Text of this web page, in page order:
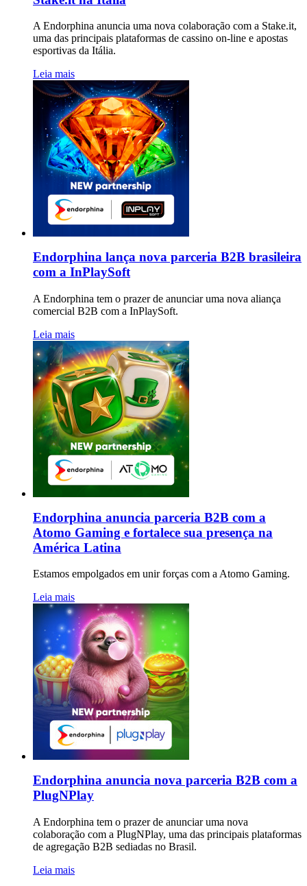
A Endorphina anuncia uma nova colaboração com a Stake.it,
uma das principais plataformas de cassino on-line e apostas
esportivas da Itália.
Leia mais
Endorphina lança nova parceria B2B brasileira
com a InPlaySoft
A Endorphina tem o prazer de anunciar uma nova aliança
comercial B2B com a InPlaySoft.
Leia mais
Endorphina anuncia parceria B2B com a
Atomo Gaming e fortalece sua presença na
América Latina
Estamos empolgados em unir forças com a Atomo Gaming.
Leia mais
Endorphina anuncia nova parceria B2B com a
PlugNPlay
A Endorphina tem o prazer de anunciar uma nova
colaboração com a PlugNPlay, uma das principais plataformas
de agregação B2B sediadas no Brasil.
Leia mais